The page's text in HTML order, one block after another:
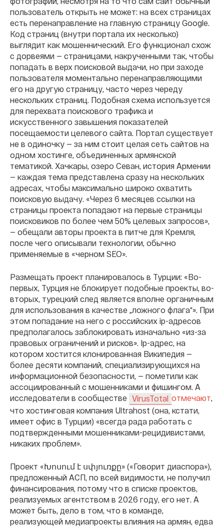
пользователь открыть не может: на всех страницах
есть перенаправление на главную страницу Google.
Код страниц (внутри портала их несколько)
выглядит как мошеннический. Его функционал схож
с дорвеями — страницами, накрученными так, чтобы
попадать в верх поисковой выдачи, но при заходе
пользователя моментально перенаправляющими
его на другую страницу, часто через череду
нескольких страниц. Подобная схема используется
для перехвата поискового трафика и
искусственного завышения показателей
посещаемости целевого сайта. Портал существует
не в одиночку — за ним стоит целая сеть сайтов на
одном хостинге, объединенных армянской
тематикой. Хачкары, озеро Севан, история Армении
— каждая тема представлена сразу на нескольких
адресах, чтобы максимально широко охватить
поисковую выдачу. «Через 6 месяцев ссылки на
страницы проекта попадают на первые страницы
поисковиков по более чем 50% целевых запросов»,
— обещали авторы проекта в питче для Кремля,
после чего описывали технологии, обычно
применяемые в «черном SEO».
Размещать проект планировалось в Турции: «Во-
первых, Турция не блокирует подобные проекты, во-
вторых, турецкий след является вполне органичным
для использования в качестве „ложного флага“». При
этом попадание на него с российских ip-адресов
предполагалось заблокировать изначально «из-за
правовых ограничений и рисков». Ip-адрес, на
котором хостится клонированная Википедия —
более десяти компаний, специализирующихся на
информационной безопасности, — пометили как
ассоциированный с мошенниками и фишингом. А
исследователи в сообществе VirusTotal отмечают,
что хостинговая компания Ultrahost (она, кстати,
имеет офис в Турции) «всегда рада работать с
подтвержденными мошенниками-рецидивистами,
никаких проблем».
Проект «Խոսում է սփյուռքը» («Говорит диаспора»),
предложенный АСП, по всей видимости, не получил
финансирования, потому что в списке проектов,
реализуемых агентством в 2026 году, его нет. А
может быть, дело в том, что в команде,
реализующей медиапроекты влияния на армян, едва